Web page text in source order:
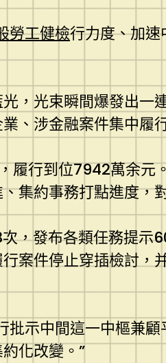
勞工健檢行力度、加
，光束瞬間爆發出
、涉金融案件集中履
履行到位7942萬余
集約事務打點進度，
，發布各類任務提
案件停止穿插檢討，
示中間這一中樞兼
化改變。”